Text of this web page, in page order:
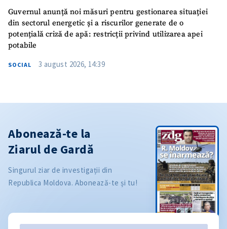
Guvernul anunță noi măsuri pentru gestionarea situației
din sectorul energetic și a riscurilor generate de o
potențială criză de apă: restricții privind utilizarea apei
potabile
SOCIAL 3 august 2026, 14:39
Abonează-te la
Ziarul de Gardă
Singurul ziar de investigații din
Republica Moldova. Abonează-te și tu!